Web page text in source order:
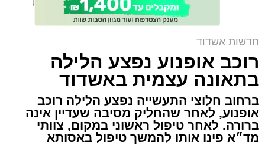
חדשות אשדוד
רוכב אופנוע נפצע הלילה
בתאונה עצמית באשדוד
ברחוב חלוצי התעשייה נפצע הלילה רוכב
אופנוע, לאחר שהחליק מסיבה שעדיין אינה
ברורה. לאחר טיפול ראשוני במקום, צוותי
מד״א פינו אותו להמשך טיפול באסותא